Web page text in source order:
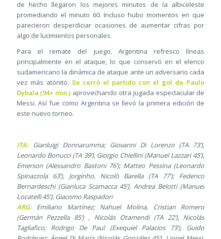
de hecho llegaron los mejores minutos de la albiceleste
promediando el minuto 60. Incluso hubo momentos en que
parecieron desperdiciar ocasiones de aumentar cifras por
algo de lucimientos personales.
Para el remate del juego, Argentina refresco líneas
principalmente en el ataque, lo que conservó en el elenco
sudamericano la dinámica de ataque ante un adversario cada
vez más atónito. Se cerró el partido con el gol de Paulo
Dybala (94+ min.) aprovechando otra jugada espectacular de
Messi. Así fue como Argentina se llevó la primera edición de
este nuevo torneo.
ITA:Gianluigi Donnarumma; Giovanni Di Lorenzo (TA 73’),
Leonardo Bonucci (TA 39’), Giorgio Chiellini (Manuel Lazzari 45’),
Emerson (Alessandro Bastoni 76’); Matteo Pessina (Leonardo
Spinazzola 63’), Jorginho, Nicolò Barella (TA 77’); Federico
Bernardeschi (Gianluca Scamacca 45’), Andrea Belotti (Manuel
Locatelli 45’), Giacomo Raspadori
ARG:Emiliano Martínez; Nahuel Molina, Cristian Romero
(Germán Pezzella 85’) , Nicolás Otamendi (TA 22’), Nicolás
Tagliafico; Rodrigo De Paul (Exequiel Palacios 73’), Guido